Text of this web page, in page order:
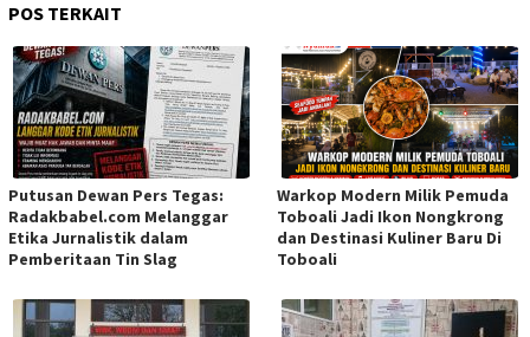
POS TERKAIT
Putusan Dewan Pers Tegas:
Radakbabel.com Melanggar
Etika Jurnalistik dalam
Pemberitaan Tin Slag
Warkop Modern Milik Pemuda
Toboali Jadi Ikon Nongkrong
dan Destinasi Kuliner Baru Di
Toboali